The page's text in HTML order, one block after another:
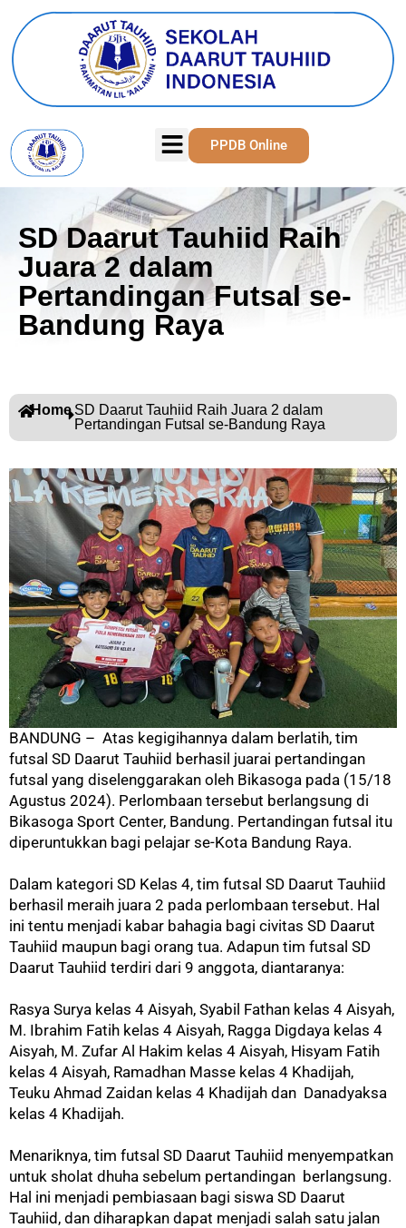
PPDB Online
SD Daarut Tauhiid Raih
Juara 2 dalam
Pertandingan Futsal se-
Bandung Raya
Home SD Daarut Tauhiid Raih Juara 2 dalam
Pertandingan Futsal se-Bandung Raya
BANDUNG – Atas kegigihannya dalam berlatih, tim
futsal SD Daarut Tauhiid berhasil juarai pertandingan
futsal yang diselenggarakan oleh Bikasoga pada (15/18
Agustus 2024). Perlombaan tersebut berlangsung di
Bikasoga Sport Center, Bandung. Pertandingan futsal itu
diperuntukkan bagi pelajar se-Kota Bandung Raya.
Dalam kategori SD Kelas 4, tim futsal SD Daarut Tauhiid
berhasil meraih juara 2 pada perlombaan tersebut. Hal
ini tentu menjadi kabar bahagia bagi civitas SD Daarut
Tauhiid maupun bagi orang tua. Adapun tim futsal SD
Daarut Tauhiid terdiri dari 9 anggota, diantaranya:
Rasya Surya kelas 4 Aisyah, Syabil Fathan kelas 4 Aisyah,
M. Ibrahim Fatih kelas 4 Aisyah, Ragga Digdaya kelas 4
Aisyah, M. Zufar Al Hakim kelas 4 Aisyah, Hisyam Fatih
kelas 4 Aisyah, Ramadhan Masse kelas 4 Khadijah,
Teuku Ahmad Zaidan kelas 4 Khadijah dan Danadyaksa
kelas 4 Khadijah.
Menariknya, tim futsal SD Daarut Tauhiid menyempatkan
untuk sholat dhuha sebelum pertandingan berlangsung.
Hal ini menjadi pembiasaan bagi siswa SD Daarut
Tauhiid, dan diharapkan dapat menjadi salah satu jalan